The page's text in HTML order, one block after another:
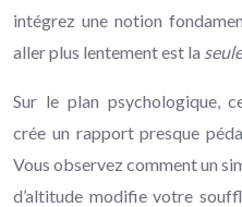
intégrez une notion
aller plus lentement est la seule
Sur le plan psychologique,
crée un rapport presque
Vous observez comment un
d’altitude modifie votre